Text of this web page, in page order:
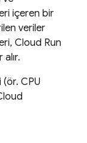
içeren bir
veriler
Cloud Run
(ör. CPU